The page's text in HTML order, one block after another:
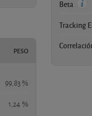
PESO
99,83 %
1,24 %
Beta
Tracking